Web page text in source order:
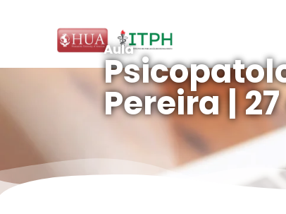
Aula
Pereira |